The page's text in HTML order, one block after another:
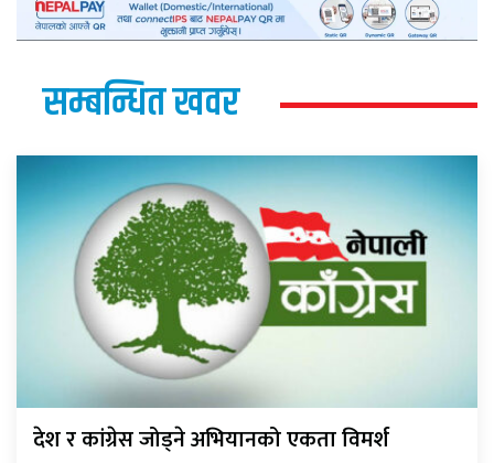
सम्बन्धित खवर
देश र कांग्रेस जोड्ने अभियानको एकता विमर्श